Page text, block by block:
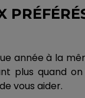
année à la
plus quand
vous aider.